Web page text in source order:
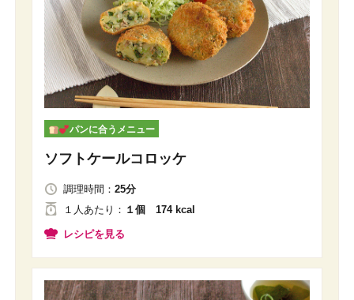
パンに合うメニュー
ソフトケールコロッケ
調理時間： 25分
１人あたり ： １個 174 kcal
レシピを見る